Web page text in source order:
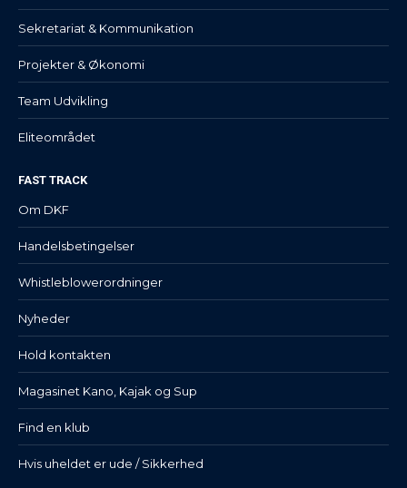
Sekretariat & Kommunikation
Projekter & Økonomi
Team Udvikling
Eliteområdet
FAST TRACK
Om DKF
Handelsbetingelser
Whistleblowerordninger
Nyheder
Hold kontakten
Magasinet Kano, Kajak og Sup
Find en klub
Hvis uheldet er ude / Sikkerhed